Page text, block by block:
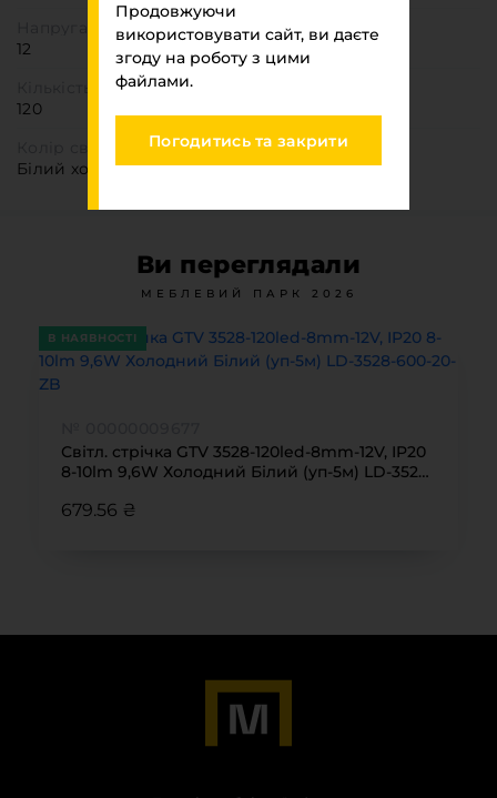
Напруга (V) ↓
12
Кількість діодів (шт на 1м.п)
120
Білий холодний
Ви переглядали
МЕБЛЕВИЙ ПАРК 2026
В НАЯВНОСТІ
Світл. стрічка GTV 3528-120led-8mm-12V, IP20
8-10lm 9,6W Холодний Білий (уп-5м) LD-3528-
679.56 ₴
Продовжуючи
використовувати сайт, ви даєте
згоду на роботу з цими
файлами.
Погодитись та закрити